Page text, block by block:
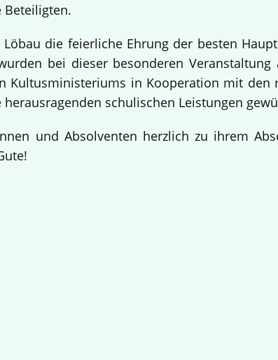
Beteiligten.
die feierliche Ehrung der besten
bei dieser besonderen
Kultusministeriums in Kooperation mit
schulischen Leistungen
und Absolventen herzlich zu ihrem